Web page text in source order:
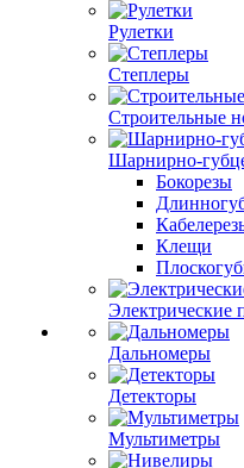
Рулетки
Степлеры
Строительные
Шарнирно-
Бокорезы
Клещи
Электрические
Дальномеры
Детекторы
Мультиметры